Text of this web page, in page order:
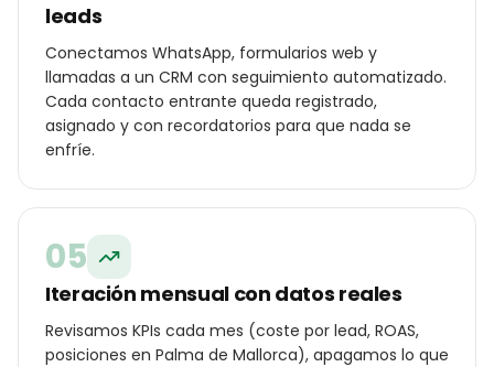
leads
Conectamos WhatsApp, formularios web y
llamadas a un CRM con seguimiento automatizado.
Cada contacto entrante queda registrado,
asignado y con recordatorios para que nada se
enfríe.
05
Iteración mensual con datos reales
Revisamos KPIs cada mes (coste por lead, ROAS,
posiciones en Palma de Mallorca), apagamos lo que